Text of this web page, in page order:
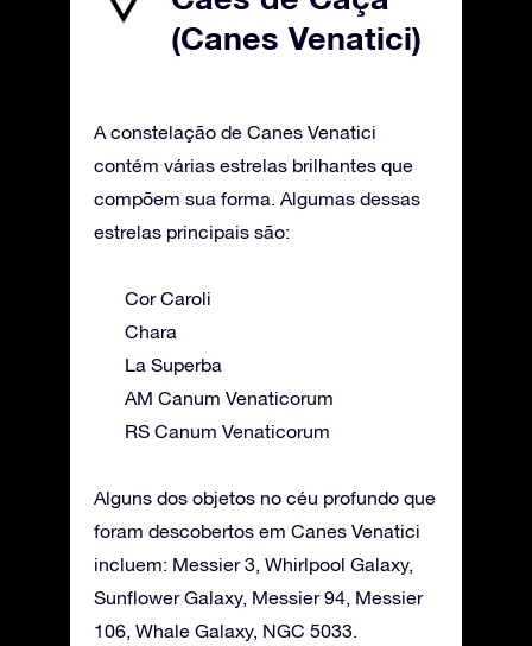
(Canes Venatici)
A constelação de Canes Venatici
contém várias estrelas brilhantes que
compõem sua forma. Algumas dessas
estrelas principais são:
Cor Caroli
Chara
La Superba
AM Canum Venaticorum
RS Canum Venaticorum
Alguns dos objetos no céu profundo que
foram descobertos em Canes Venatici
incluem: Messier 3, Whirlpool Galaxy,
Sunflower Galaxy, Messier 94, Messier
106, Whale Galaxy, NGC 5033.